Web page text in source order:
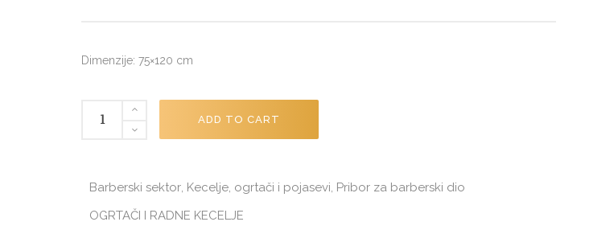
Dimenzije: 75×120 cm
BARBERSKI
401.345
quantity
ADD TO CART
Barberski sektor Kecelje, ogrtači i pojasevi Pribor za barberski dio
OGRTAČI I RADNE KECELJE